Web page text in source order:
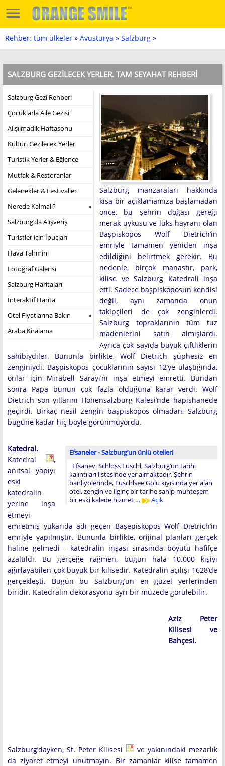
Rehber: tüm ülkeler » Avusturya » Salzburg »
SALZBURG GEZILECEK YERLER. TAM SEYAHAT REHBERI
Salzburg Gezi Rehberi
Çocuklarla Aile Gezisi
Alışılmadık Haftasonu
Kültür: Gezilecek Yerler
Turistik Yerler & Eğlence
Mutfak & Restoranlar
Gelenekler & Festivaller
Nerede Kalmalı?
Salzburg’da Alışveriş
Turistler için İpuçları
Hava Tahmini
Fotoğraf Galerisi
Salzburg Haritaları
İnteraktif Harita
Otel Fiyatlarına Bakın
Araba Kiralama
Salzburg manzaraları hakkında
kısa bir açıklamamıza başlamadan
önce, bu şehrin doğası gereği
merak uykusu ve lüks hayranı olan
Başpiskopos Wolf Dietrich’in
emriyle tamamen yeniden inşa
edildiğini belirtmek gerekir. Bu
nedenle, birçok manastır, park,
kilise ve Salzburg Katedrali inşa
etti. Sadece başpiskoposun kendisi
değil, aynı zamanda onun
takipçileri de çok zenginlerdi.
Salzburg topraklarının tüm tuz
madenlerini satın almışlardı.
Ayrıca çok sayıda büyük çiftliklerin
sahibiydiler. Bununla birlikte, Wolf Dietrich şüphesiz en
zenginiydi. Başpiskopos çocuklarının sayısı 12’ye ulaştığında,
onlar için Mirabell Sarayı’nı inşa etmeyi emretti. Bundan
sonra Papa bunun çok fazla olduğuna karar verdi. Wolf
Dietrich son yıllarını Hohensalzburg Kalesi’nde hapishanede
geçirdi. Birkaç nesil zengin başpiskopos olmadan, Salzburg
bugüne kadar hiç böyle görünmüyordu.
Efsaneler - Salzburg’un ünlü otelleri
Efsanevi Schloss Fuschl, Salzburg’un tarihi
kalıntıları listesinde yer almaktadır. Şehrin
banliyölerinde, Fuschlsee Gölü kıyısında yer alan
otel, zengin ve ilginç bir tarihe sahip muhteşem
bir eski kalede hizmet …
Açık
Katedral.
Katedral
,
anıtsal yapıyı
eski
katedralin
yerine inşa
etmeyi
emretmiş yukarıda adı geçen Başepiskopos Wolf Dietrich’in
emriyle yapılmıştır. Bununla birlikte, orijinal planları gerçek
haline gelmedi - katedralin inşası sırasında boyutu hafifçe
azaltıldı. Bu gerçeğe rağmen, bugün hala 10.000 kişiyi
ağırlayabilen çok büyük bir kilisedir. Katedralin açılışı 1628’de
gerçekleşti. Bugün bu Salzburg’un en güzel yerlerinden
biridir. Katedralin dekorasyonu ayrı bir müzede görülebilir.
Aziz Peter
Kilisesi ve
Bahçesi.
Salzburg’dayken, St. Peter Kilisesi
ve yakınındaki mezarlık
da ziyaret etmeyi unutmayın. Bir zamanlar kilise tamamen